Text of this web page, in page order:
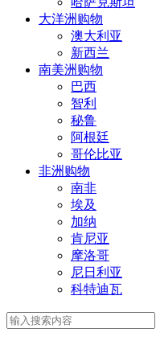
大洋洲购物
澳大利亚
新西兰
南美洲购物
巴西
智利
秘鲁
阿根廷
哥伦比亚
非洲购物
南非
埃及
加纳
肯尼亚
摩洛哥
尼日利亚
科特迪瓦